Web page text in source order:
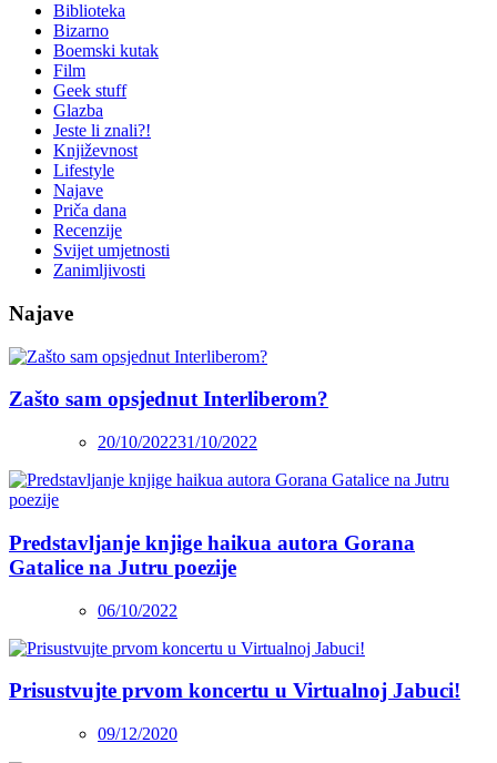
Biblioteka
Bizarno
Boemski kutak
Film
Geek stuff
Glazba
Jeste li znali?!
Književnost
Lifestyle
Najave
Priča dana
Recenzije
Svijet umjetnosti
Zanimljivosti
Najave
Zašto sam opsjednut Interliberom?
20/10/202231/10/2022
Predstavljanje knjige haikua autora Gorana
Gatalice na Jutru poezije
06/10/2022
Prisustvujte prvom koncertu u Virtualnoj Jabuci!
09/12/2020